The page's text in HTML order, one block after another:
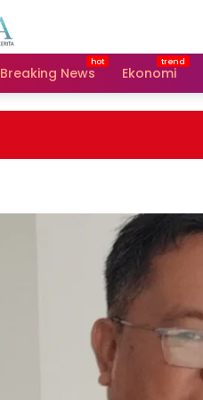
Breaking News Ekonomi